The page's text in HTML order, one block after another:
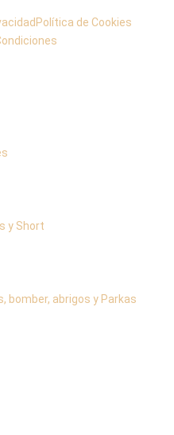
Política de Cookies
y Short
bomber, abrigos y Parkas